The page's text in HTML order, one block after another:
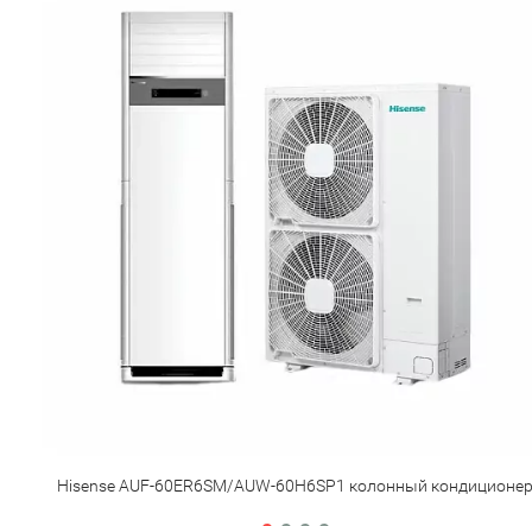
Hisense AUF-60ER6SM/AUW-60H6SP1 колонный кондиционер